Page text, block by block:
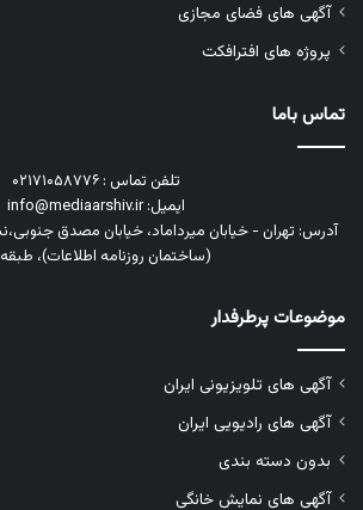
آگهی های فضای مجازی
پروژه های افترافکت
تماس باما
تلفن تماس : ۰۲۱۷۱۰۵۸۷۷۶
ایمیل: info@mediaarshiv.ir
(ساختمان روزنامه اطلاعات)، طبقه ۱۳
موضوعات پرطرفدار
آگهی های تلویزیونی ایران
آگهی های رادیویی ایران
بدون دسته بندی
آگهی های نمایش خانگی